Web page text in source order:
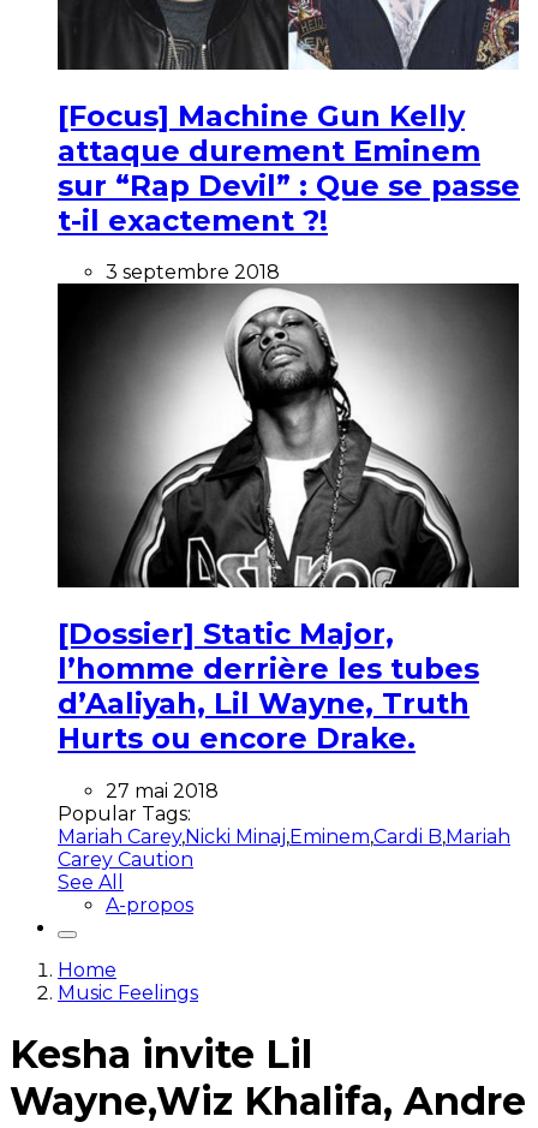
[Focus] Machine Gun Kelly
attaque durement Eminem
sur “Rap Devil” : Que se passe
t-il exactement ?!
3 septembre 2018
[Dossier] Static Major,
l’homme derrière les tubes
d’Aaliyah, Lil Wayne, Truth
Hurts ou encore Drake.
27 mai 2018
Popular Tags:
Mariah Carey,Nicki Minaj,Eminem,Cardi B,Mariah
Carey Caution
See All
A-propos
Home
Music Feelings
Kesha invite Lil
Wayne,Wiz Khalifa, Andre